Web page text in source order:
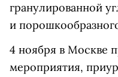
гранулированной
и
4 ноября в Москве
мероприятия,